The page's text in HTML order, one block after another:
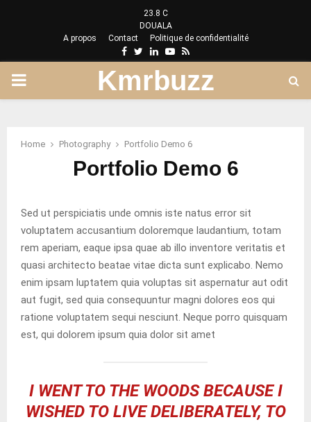
23.8 C
DOUALA
A propos
Contact Politique de confidentialité
Facebook
Twitter
LinkedinYoutube
Rss
PRIMARY
Kmrbuzz
Home Photography Portfolio Demo 6
Portfolio Demo 6
Sed ut perspiciatis unde omnis iste natus error sit
voluptatem accusantium doloremque laudantium, totam
rem aperiam, eaque ipsa quae ab illo inventore veritatis et
quasi architecto beatae vitae dicta sunt explicabo. Nemo
enim ipsam luptatem quia voluptas sit aspernatur aut odit
aut fugit, sed quia consequuntur magni dolores eos qui
ratione voluptatem sequi nesciunt. Neque porro quisquam
est, qui dolorem ipsum quia dolor sit amet
I WENT TO THE WOODS BECAUSE I
WISHED TO LIVE DELIBERATELY, TO